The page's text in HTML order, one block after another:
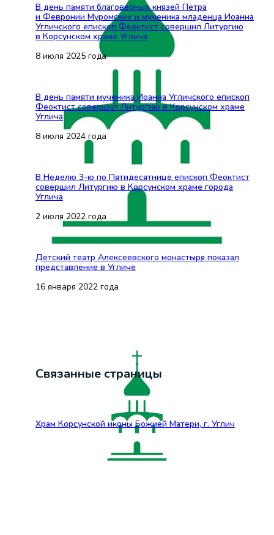
В день памяти благоверных князей Петра
и Февронии Муромских и мученика младенца Иоанна
Угличского епископ Феоктист совершил Литургию
в Корсунском храме Углича
8 июля 2025 года
В день памяти мученика Иоанна Угличского епископ
Феоктист совершил Литургию в Корсунском храме
Углича
8 июля 2024 года
В Неделю 3-ю по Пятидесятнице епископ Феоктист
совершил Литургию в Корсунском храме города
Углича
2 июля 2022 года
Детский театр Алексеевского монастыря показал
представление в Угличе
16 января 2022 года
Связанные страницы
Храм Корсунской иконы Божией Матери, г. Углич